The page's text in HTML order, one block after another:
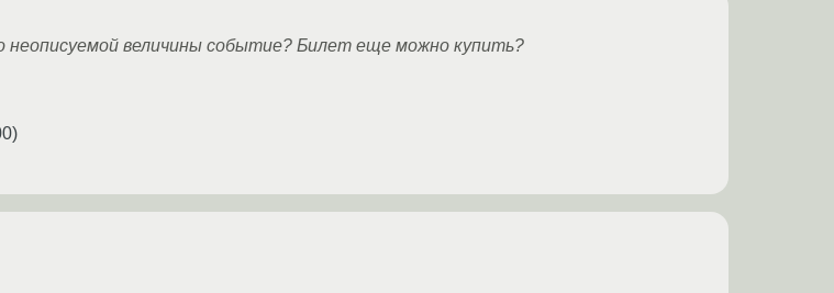
неописуемой величины событие? Билет еще можно купить?
)